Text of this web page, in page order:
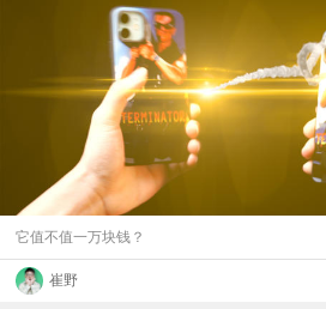
它值不值一万块钱？
崔野